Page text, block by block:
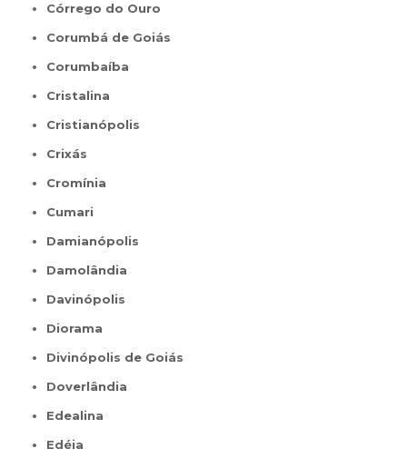
Córrego do Ouro
Corumbá de Goiás
Corumbaíba
Cristalina
Cristianópolis
Crixás
Cromínia
Cumari
Damianópolis
Damolândia
Davinópolis
Diorama
Divinópolis de Goiás
Doverlândia
Edealina
Edéia